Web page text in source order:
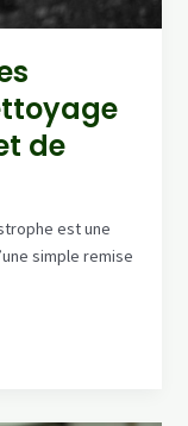
de
est une
simple remise